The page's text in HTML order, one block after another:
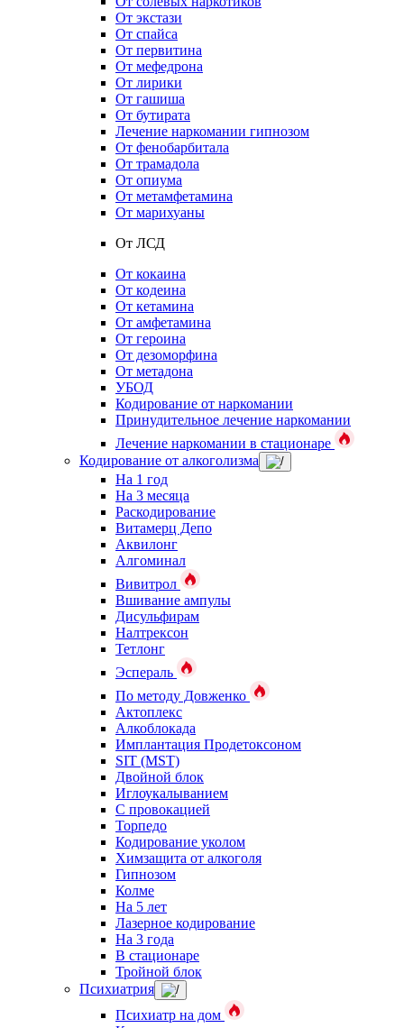
От экстази
От спайса
От первитина
От мефедрона
От лирики
От гашиша
От бутирата
Лечение наркомании гипнозом
От фенобарбитала
От трамадола
От опиума
От метамфетамина
От марихуаны
От ЛСД
От кокаина
От кодеина
От кетамина
От амфетамина
От героина
От дезоморфина
От метадона
УБОД
Кодирование от наркомании
Принудительное лечение наркомании
Лечение наркомании в стационаре
Кодирование от алкоголизма
На 1 год
На 3 месяца
Раскодирование
Витамерц Депо
Аквилонг
Алгоминал
Вивитрол
Вшивание ампулы
Дисульфирам
Налтрексон
Тетлонг
Эспераль
По методу Довженко
Актоплекс
Алкоблокада
Имплантация Продетоксоном
SIT (MST)
Двойной блок
Иглоукалыванием
С провокацией
Торпедо
Кодирование уколом
Химзащита от алкоголя
Гипнозом
Колме
На 5 лет
Лазерное кодирование
На 3 года
В стационаре
Тройной блок
Психиатрия
Психиатр на дом